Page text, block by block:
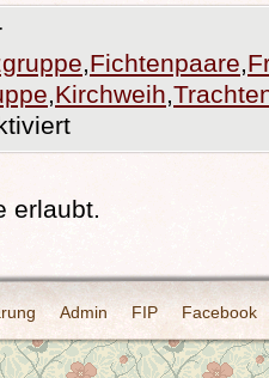
,Fichtenpaare,
,Kirchweih,
erlaubt.
Admin FIP Facebook